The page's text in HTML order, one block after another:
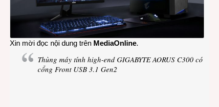
Xin mời đọc nội dung trên MediaOnline.
Thùng máy tính high-end GIGABYTE AORUS C300 có
cổng Front USB 3.1 Gen2